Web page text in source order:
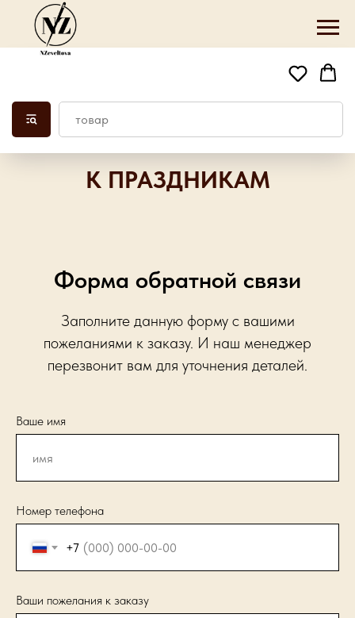
К ПРАЗДНИКАМ
Форма обратной связи
Заполните данную форму с вашими
пожеланиями к заказу. И наш менеджер
перезвонит вам для уточнения деталей.
Ваше имя
Номер телефона
+7
Ваши пожелания к заказу